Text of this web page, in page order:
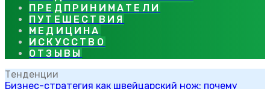
ПРЕДПРИНИМАТЕЛИ
ПУТЕШЕСТВИЯ
МЕДИЦИНА
ИСКУССТВО
ОТЗЫВЫ
Тенденции
Бизнес-стратегия как швейцарский нож: почему